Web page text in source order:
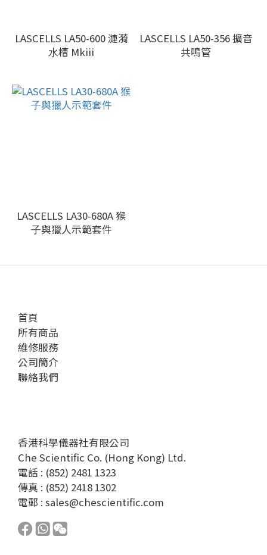
LASCELLS LA50-600 漣漪
⽔槽 Mkiii
LASCELLS LA50-356 擴音
共鳴管
LASCELLS LA30-680A 猴
⼦與獵⼈示範套件
首頁
所有商品
維修服務
公司簡介
聯絡我們
香港科學儀器社有限公司
Che Scientific Co. (Hong Kong) Ltd.
電話 : (852) 2481 1323
傳真 : (852) 2418 1302
電郵 : sales@chescientific.com